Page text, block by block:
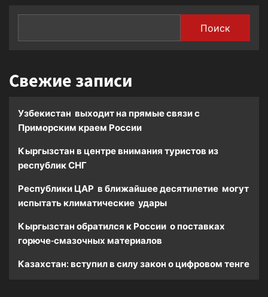
Поиск
Свежие записи
Узбекистан выходит на прямые связи с
Приморским краем России
Кыргызстан в центре внимания туристов из
республик СНГ
Республики ЦАР в ближайшее десятилетие могут
испытать климатические удары
Кыргызстан обратился к России о поставках
горюче-смазочных материалов
Казахстан: вступил в силу закон о цифровом тенге